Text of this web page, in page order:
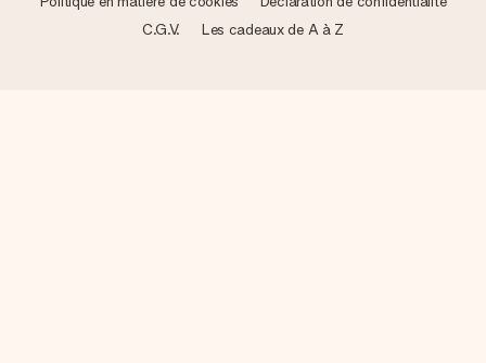
C.G.V.
Les cadeaux de A à Z